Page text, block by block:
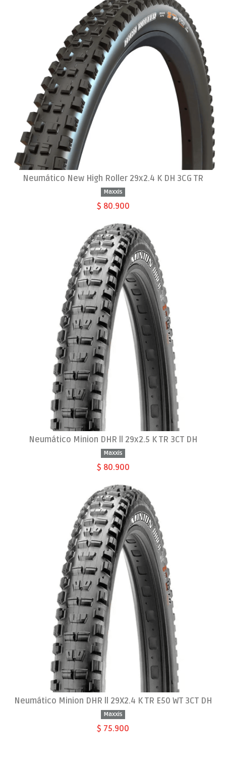
Neumático New High Roller 29x2.4 K DH 3CG TR
Maxxis
$ 80.900
Neumático Minion DHR ll 29x2.5 K TR 3CT DH
Maxxis
$ 80.900
Neumático Minion DHR ll 29X2.4 K TR E50 WT 3CT DH
Maxxis
$ 75.900